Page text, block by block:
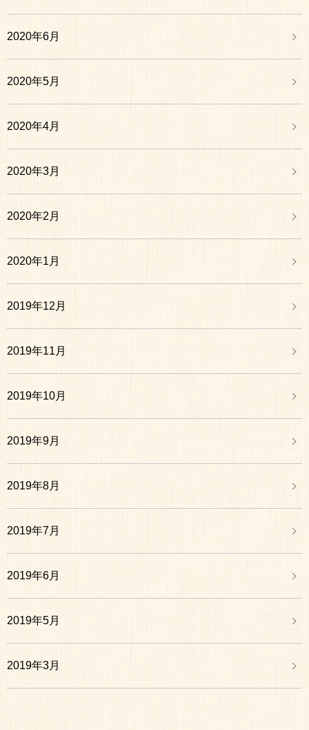
2020年6月
2020年5月
2020年4月
2020年3月
2020年2月
2020年1月
2019年12月
2019年11月
2019年10月
2019年9月
2019年8月
2019年7月
2019年6月
2019年5月
2019年3月